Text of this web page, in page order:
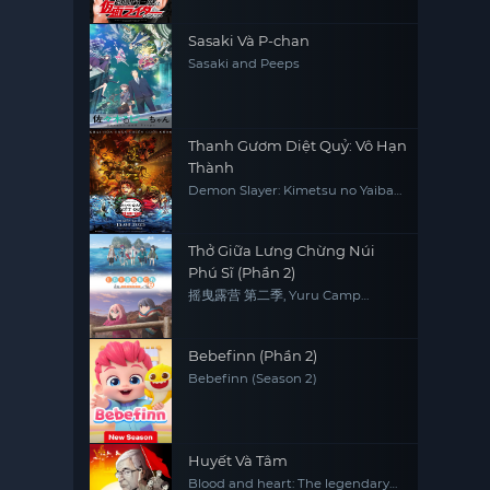
Sasaki Và P-chan
Sasaki and Peeps
Thanh Gươm Diệt Quỷ: Vô Hạn
Thành
Demon Slayer: Kimetsu no Yaiba
Thở Giữa Lưng Chừng Núi
Phú Sĩ (Phần 2)
摇曳露营 第二季, Yuru Camp
Bebefinn (Phần 2)
Bebefinn (Season 2)
Huyết Và Tâm
Blood and heart: The legendary